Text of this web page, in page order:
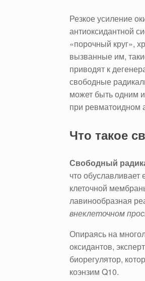
Резкое усиление
антиоксидантной
«порочный круг»,
вызванные им,
приводят к
свободные
может быть одним
при ревматоидном
Что такое
Свободный
что обуславливает
клеточной
лавинообразная
внеклеточном
Опираясь на
оксидантов,
биорегулятор,
коэнзим Q10.